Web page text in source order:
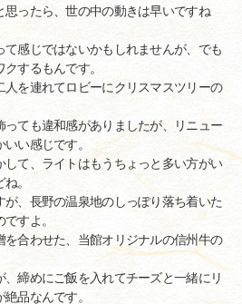
ったら、世の中の動きは早いですね
感じではないかもしれませんが、でも
するもんです。
人を連れてロビーにクリスマスツリーの
ても違和感がありましたが、リニュー
い感じです。
して、ライトはもうちょっと多い方がい
。
、長野の温泉地のしっぽり落ち着いた
すよ。
合わせた、当館オリジナルの信州牛の
締めにご飯を入れてチーズと一緒にリ
品なんです。